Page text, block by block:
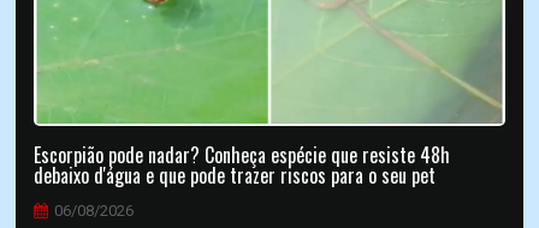
Escorpião pode nadar? Conheça espécie que resiste 48h
debaixo d'água e que pode trazer riscos para o seu pet
06/08/2026